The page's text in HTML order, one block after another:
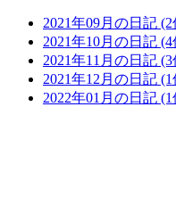
2021年09月の日記 (2
2021年10月の日記 (4
2021年11月の日記 (3
2021年12月の日記 (1
2022年01月の日記 (1